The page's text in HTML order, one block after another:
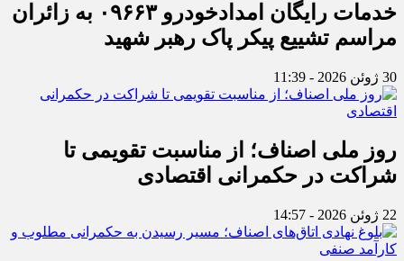
خدمات رایگان امدادخودرو ۰۹۶۶۳ به زائران
مراسم تشییع پیکر پاک رهبر شهید
30 ژوئن 2026 - 11:39
روز ملی اصناف؛ از مناسبت تقویمی تا
شراکت در حکمرانی اقتصادی
22 ژوئن 2026 - 14:57